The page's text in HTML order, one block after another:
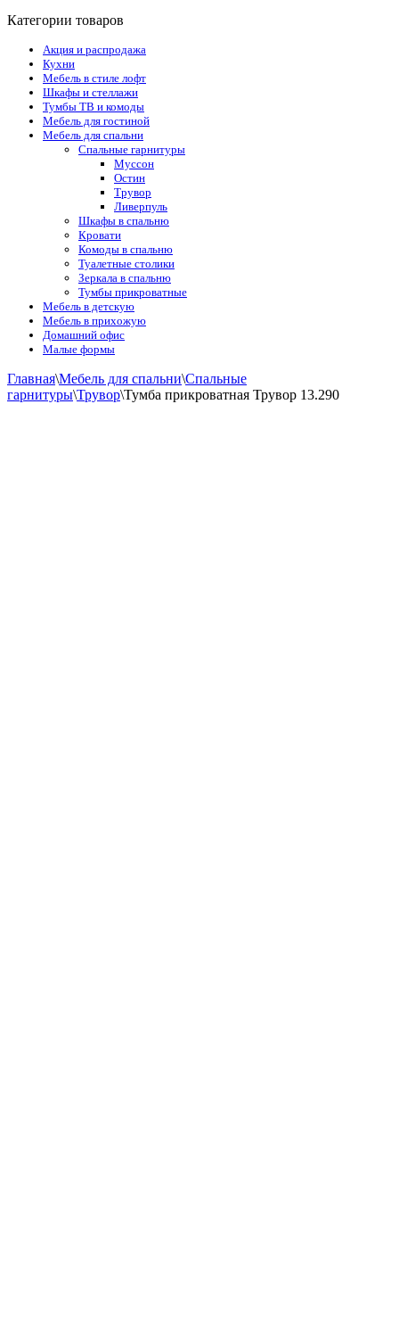
Категории товаров
Акция и распродажа
Кухни
Мебель в стиле лофт
Шкафы и стеллажи
Тумбы ТВ и комоды
Мебель для гостиной
Мебель для спальни
Спальные гарнитуры
Муссон
Остин
Трувор
Ливерпуль
Шкафы в спальню
Кровати
Комоды в спальню
Туалетные столики
Зеркала в спальню
Тумбы прикроватные
Мебель в детскую
Мебель в прихожую
Домашний офис
Малые формы
Главная\Мебель для спальни\Спальные
гарнитуры\Трувор\Тумба прикроватная Трувор 13.290